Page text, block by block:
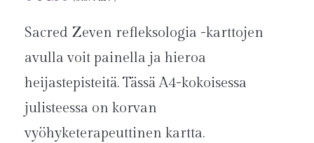
Sacred Zeven refleksologia -karttojen
avulla voit painella ja hieroa
heijastepisteitä. Tässä A4-kokoisessa
julisteessa on korvan
vyöhyketerapeuttinen kartta.